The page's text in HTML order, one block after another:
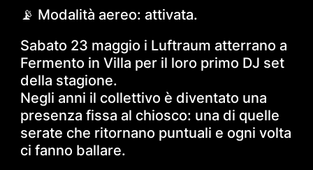
📡 Modalità aereo: attivata.
Sabato 23 maggio i Luftraum atterrano a
Fermento in Villa per il loro primo DJ set
della stagione.
Negli anni il collettivo è diventato una
presenza fissa al chiosco: una di quelle
serate che ritornano puntuali e ogni volta
ci fanno ballare.